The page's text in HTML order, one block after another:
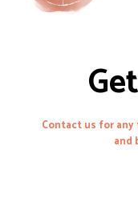
Contact us for
and